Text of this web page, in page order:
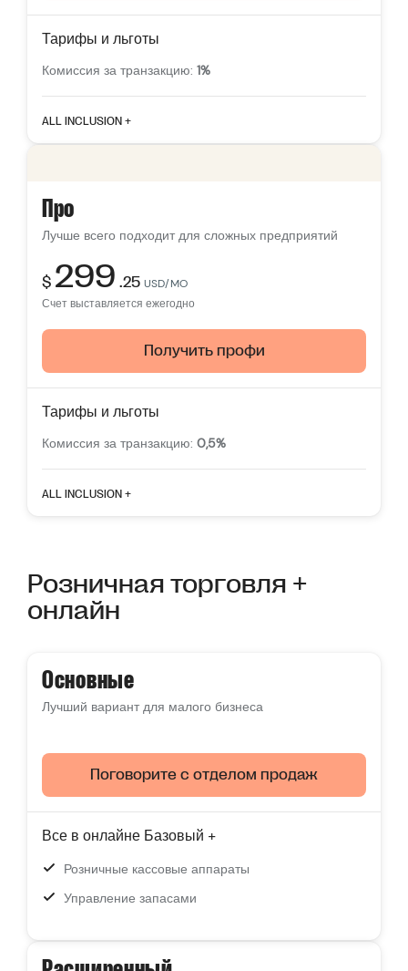
Тарифы и льготы
Комиссия за транзакцию: 1%
Поддержка24/7
ALL INCLUSION +
Про
Лучше всего подходит для сложных предприятий
$ 299 .25 USD/MO
Счет выставляется ежегодно
Получить профи
Тарифы и льготы
Комиссия за транзакцию: 0,5%
Многоканальное отслеживание трафика
Автоматизированный расчет налогов Avalara
Выделенная круглосуточнаяподдержка
ALL INCLUSION +
Розничная торговля +
онлайн
Основные
Лучший вариант для малого бизнеса
Поговорите с отделом продаж
Все в онлайне Базовый +
Розничные кассовые аппараты
Управление запасами